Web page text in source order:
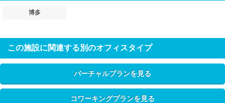
博多
この施設に関連する別のオフィスタイプ
バーチャルプランを見る
コワーキングプランを見る